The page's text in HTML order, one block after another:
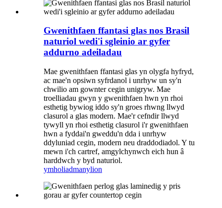
Gwenithfaen ffantasi glas nos Brasil
naturiol wedi'i sgleinio ar gyfer
addurno adeiladau
Mae gwenithfaen ffantasi glas yn olygfa hyfryd,
ac mae'n opsiwn syfrdanol i unrhyw un sy'n
chwilio am gownter cegin unigryw. Mae
troelliadau gwyn y gwenithfaen hwn yn rhoi
esthetig bywiog iddo sy'n groes rhwng llwyd
clasurol a glas modern. Mae'r cefndir llwyd
tywyll yn rhoi esthetig clasurol i'r gwenithfaen
hwn a fyddai'n gweddu'n dda i unrhyw
ddyluniad cegin, modern neu draddodiadol. Y tu
mewn i'ch cartref, amgylchynwch eich hun â
harddwch y byd naturiol.
ymholiadmanylion